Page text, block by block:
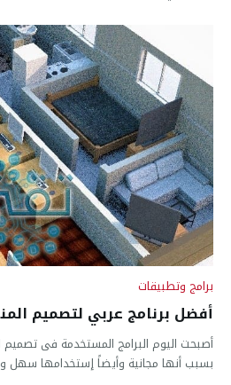
برامج وتطبيقات
أفضل برنامج عربي لتصميم
أصبحت اليوم البرامج المستخدمة فى تصميم
بسبب أنها مجانية وأيضاً إستخدامها سهل